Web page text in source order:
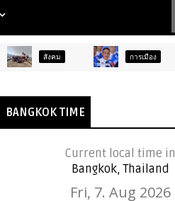
การเมือง
BANGKOK TIME
Current local time in
Bangkok, Thailand